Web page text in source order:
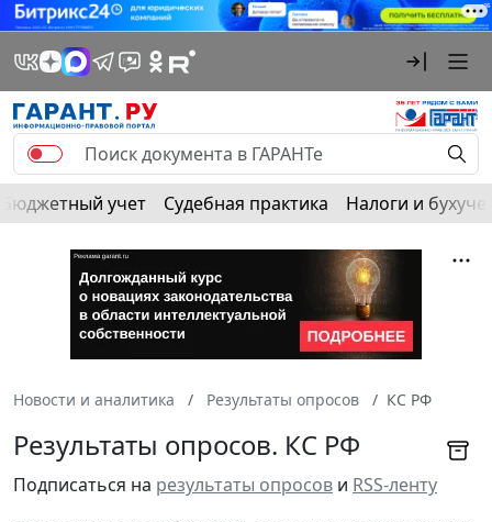
Бюджетный учет Судебная практика Налоги и
Новости и аналитика Результаты опросов КС РФ
Результаты опросов. КС РФ
Подписаться на результаты опросов и RSS-ленту